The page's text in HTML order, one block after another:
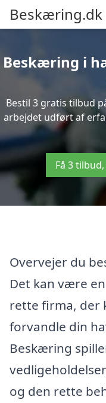
Beskæring.dk
Beskæring i
Bestil 3 gratis tilbud
arbejdet udført af
Få 3
Overvejer du
Det kan være
rette firma, der
forvandle din
Beskæring
og den rette